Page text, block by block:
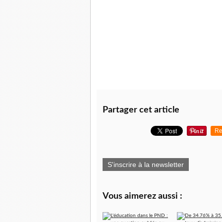
Partager cet article
S'inscrire à la newsletter
Vous aimerez aussi :